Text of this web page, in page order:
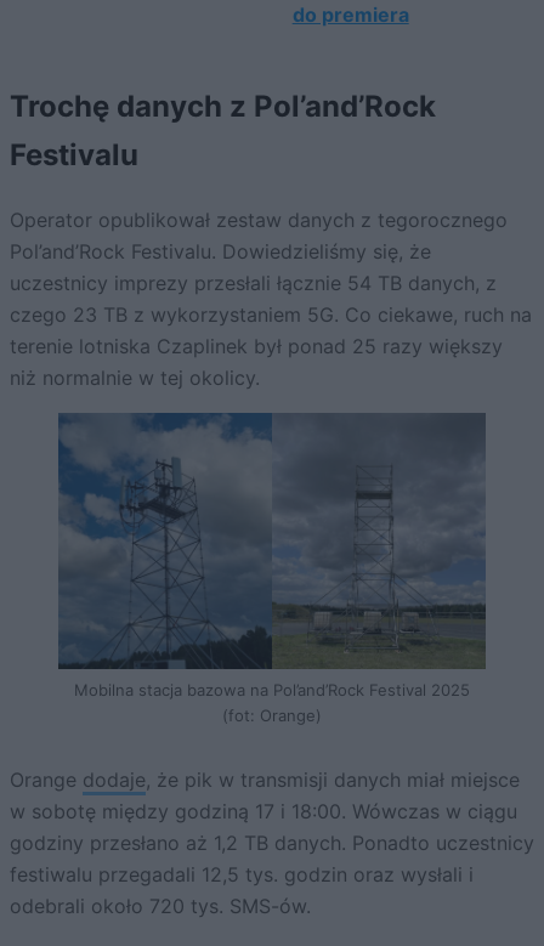
do premiera
Trochę danych z Pol’and’Rock
Festivalu
Operator opublikował zestaw danych z tegorocznego
Pol’and’Rock Festivalu. Dowiedzieliśmy się, że
uczestnicy imprezy przesłali łącznie 54 TB danych, z
czego 23 TB z wykorzystaniem 5G. Co ciekawe, ruch na
terenie lotniska Czaplinek był ponad 25 razy większy
niż normalnie w tej okolicy.
Mobilna stacja bazowa na Pol’and’Rock Festival 2025
(fot: Orange)
Orange dodaje, że pik w transmisji danych miał miejsce
w sobotę między godziną 17 i 18:00. Wówczas w ciągu
godziny przesłano aż 1,2 TB danych. Ponadto uczestnicy
festiwalu przegadali 12,5 tys. godzin oraz wysłali i
odebrali około 720 tys. SMS-ów.